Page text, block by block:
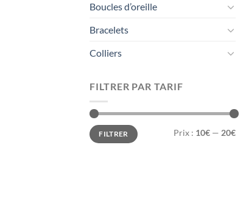
Boucles d’oreille
Bracelets
Colliers
FILTRER PAR TARIF
Prix
min
Prix
maxFILTRER Prix : 10€ — 20€